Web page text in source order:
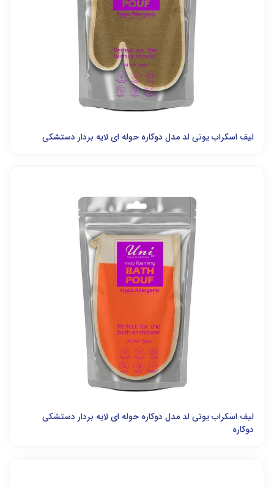
لیف اسکراب یونی لد مدل دوکاره حوله ای لایه بردار دستشکی
لیف اسکراب یونی لد مدل دوکاره حوله ای لایه بردار دستشکی
دوکاره